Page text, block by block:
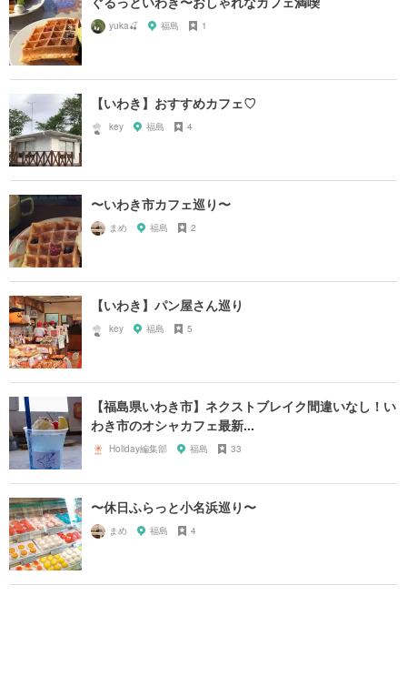
yuka🍒 福島 1
【いわき】おすすめカフェ♡
key 福島 4
〜いわき市カフェ巡り〜
まめ 福島 2
【いわき】パン屋さん巡り
key 福島 5
【福島県いわき市】ネクストブレイク間違いなし！い
わき市のオシャカフェ最新...
Holiday編集部 福島 33
〜休日ふらっと小名浜巡り〜
まめ 福島 4